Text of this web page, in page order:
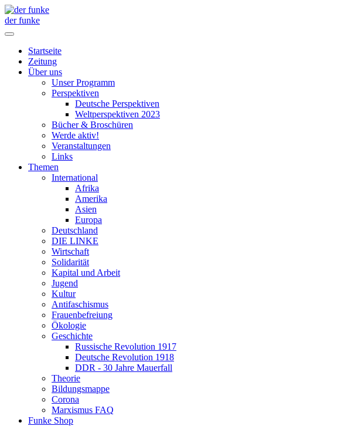
der funke
Startseite
Zeitung
Über uns
Unser Programm
Perspektiven
Deutsche Perspektiven
Weltperspektiven 2023
Bücher & Broschüren
Werde aktiv!
Veranstaltungen
Links
Themen
International
Afrika
Amerika
Asien
Europa
Deutschland
DIE LINKE
Wirtschaft
Solidarität
Kapital und Arbeit
Jugend
Kultur
Antifaschismus
Frauenbefreiung
Ökologie
Geschichte
Russische Revolution 1917
Deutsche Revolution 1918
DDR - 30 Jahre Mauerfall
Theorie
Bildungsmappe
Corona
Marxismus FAQ
Funke Shop